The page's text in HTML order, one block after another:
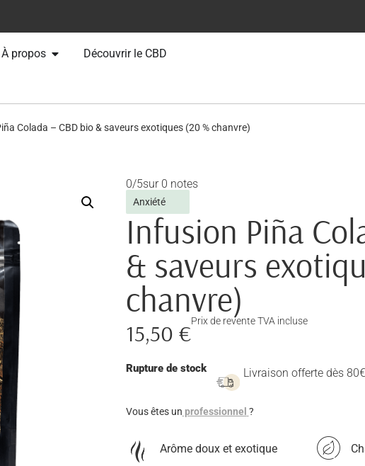
À propos Découvrir le CBD
Colada – CBD bio & saveurs exotiques (20 % chanvre)
0/5sur 0 notes
Anxiété
Infusion Piña
& saveurs
chanvre)
15,50 €Prix de revente TVA incluse
Rupture de stock Livraison offerte dès
Vous êtes un professionnel ?
Arôme doux et exotique